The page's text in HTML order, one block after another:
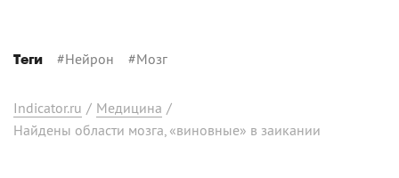
Теги #Нейрон #Мозг
Indicator.ru / Медицина /
Найдены области мозга, «виновные» в заикании